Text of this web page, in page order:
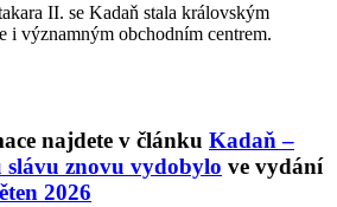
II. se Kadaň stala královským
i významným obchodním centrem.
najdete v článku Kadaň –
slávu znovu vydobylo ve vydání
2026